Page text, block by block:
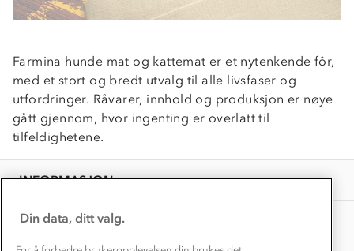
Farmina hunde mat og kattemat er et nytenkende fôr,
med et stort og bredt utvalg til alle livsfaser og
utfordringer. Råvarer, innhold og produksjon er nøye
gått gjennom, hvor ingenting er overlatt til
tilfeldighetene.
INFORMASJON
Kontakt oss
Kundeklubb
Våre butikker
Bedrift, barnehage og SFO
Presse
OM OSS
Dyreetikk
Inkludering
Materialer
Personvern
Samarbeide med oss?
Gravidklær
Hvordan velge riktig turtøy?
Vask og vedlikehold
Store størrelser
Turmat oppskrifter
Beredskap
Norgesferie 🇳🇴
Få turinspirasjon og tips her⛰
Overnatte utendørs⛺
Leirskole 🥾
Din data, ditt valg.